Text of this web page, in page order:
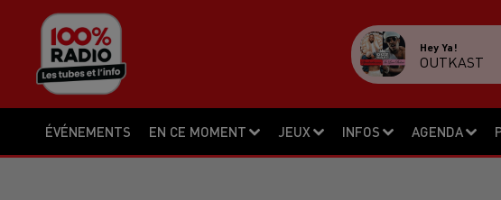
ÉVÉNEMENTS EN CE MOMENT JEUX INFOS AGENDA
Hey Ya!
OUTKAST